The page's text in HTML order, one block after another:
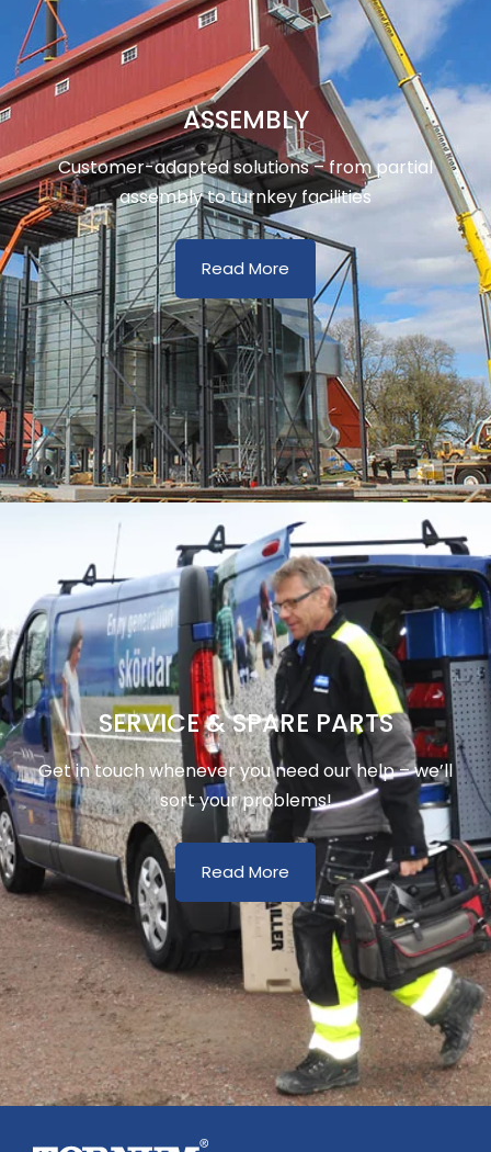
ASSEMBLY
Customer-adapted solutions – from partial
assembly to turnkey facilities
Read More
SERVICE & SPARE PARTS
Get in touch whenever you need our help – we’ll
sort your problems!
Read More